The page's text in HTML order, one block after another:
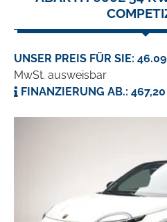
UNSER PREIS FÜR SIE:
MwSt. ausweisbar
FINANZIERUNG AB.: